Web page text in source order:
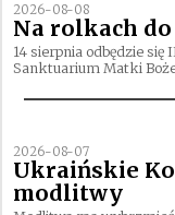
2026-08-08
Na rolkach
14 sierpnia odbędzie
Sanktuarium Matki
2026-08-07
Ukraińskie
modlitwy